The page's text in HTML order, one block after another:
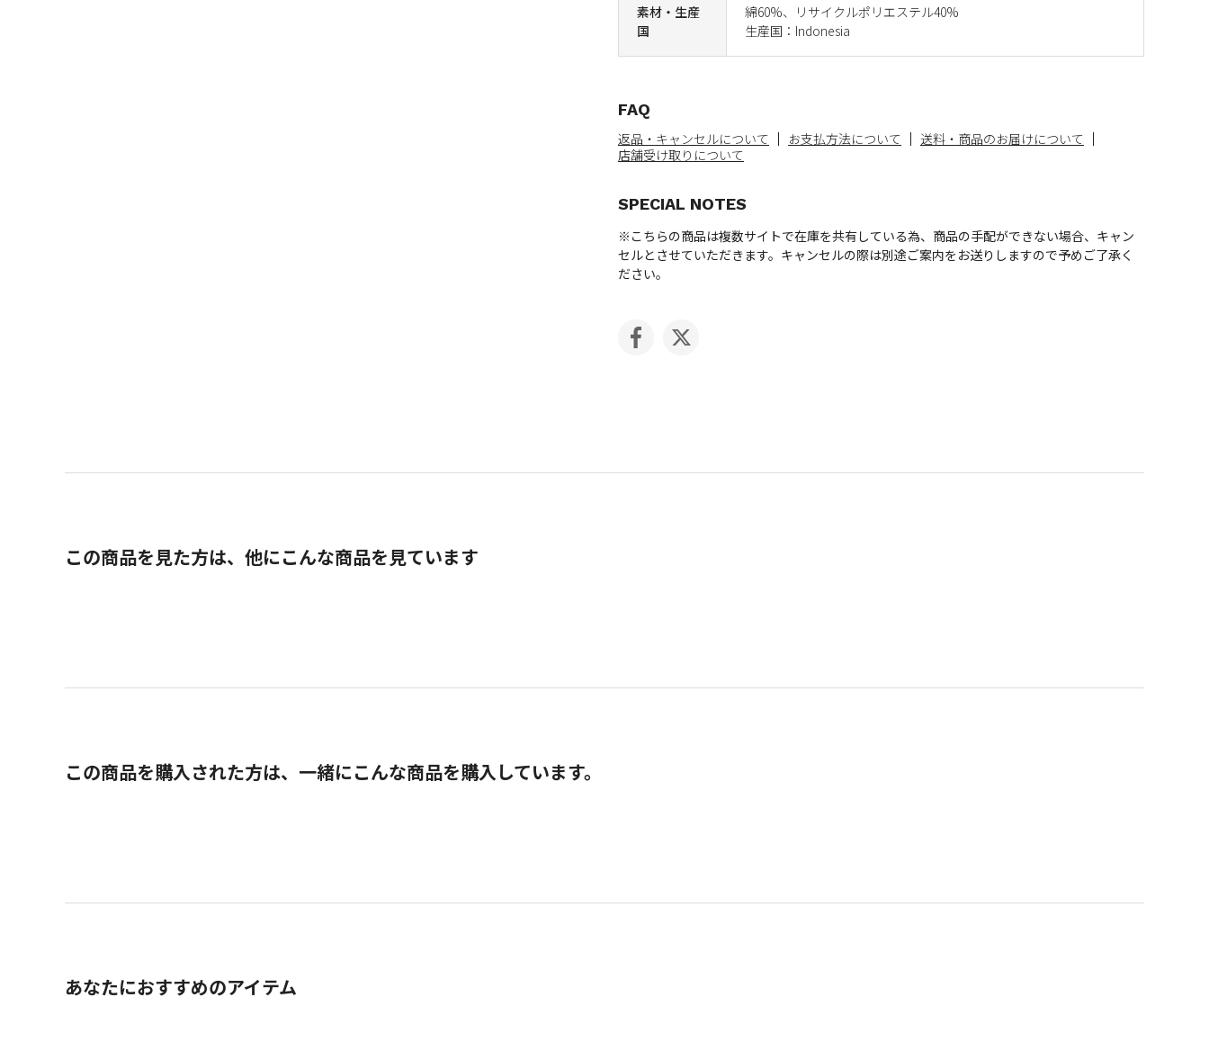
素材・生産
国
綿60%、リサイクルポリエステル40%
生産国：Indonesia
FAQ
返品・キャンセルについて お支払方法について
送料・商品のお届けについて
店舗受け取りについて
SPECIAL NOTES
※こちらの商品は複数サイトで在庫を共有している為、商品の手配ができない場合、キャン
セルとさせていただきます。キャンセルの際は別途ご案内をお送りしますので予めご了承く
ださい。
この商品を見た方は、他にこんな商品を見ています
この商品を購入された方は、一緒にこんな商品を購入しています。
あなたにおすすめのアイテム